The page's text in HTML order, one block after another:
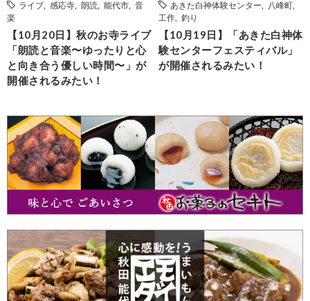
ライブ
感応寺 朗読 能代市
音
楽
【10月20日】秋のお寺ライブ
「朗読と音楽〜ゆったりと心
と向き合う優しい時間〜」が
開催されるみたい！
あきた白神体験センター
八峰町
工作
釣り
【10月19日】「あきた白神体
験センターフェスティバル」
が開催されるみたい！